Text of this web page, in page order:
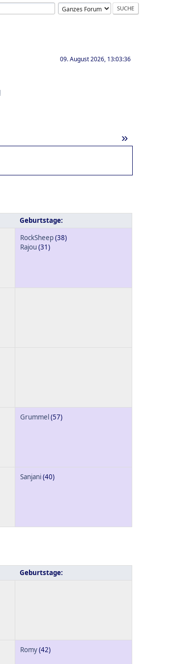
09. August 2026, 13:03:36
»
Geburtstage:
RockSheep(38)
Rajou (31)
Grummel (57)
Sanjani(40)
Geburtstage:
Romy(42)